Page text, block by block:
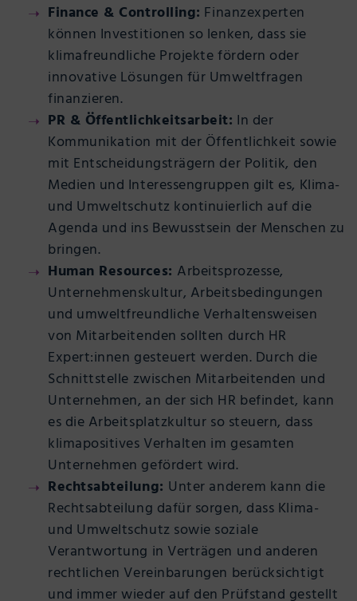
Finance & Controlling: Finanzexperten
können Investitionen so lenken, dass sie
klimafreundliche Projekte fördern oder
innovative Lösungen für Umweltfragen
finanzieren.
PR & Öffentlichkeitsarbeit: In der
Kommunikation mit der Öffentlichkeit sowie
mit Entscheidungsträgern der Politik, den
Medien und Interessengruppen gilt es, Klima-
und Umweltschutz kontinuierlich auf die
Agenda und ins Bewusstsein der Menschen zu
bringen.
Human Resources: Arbeitsprozesse,
Unternehmenskultur, Arbeitsbedingungen
und umweltfreundliche Verhaltensweisen
von Mitarbeitenden sollten durch HR
Expert:innen gesteuert werden. Durch die
Schnittstelle zwischen Mitarbeitenden und
Unternehmen, an der sich HR befindet, kann
es die Arbeitsplatzkultur so steuern, dass
klimapositives Verhalten im gesamten
Unternehmen gefördert wird.
Rechtsabteilung: Unter anderem kann die
Rechtsabteilung dafür sorgen, dass Klima-
und Umweltschutz sowie soziale
Verantwortung in Verträgen und anderen
rechtlichen Vereinbarungen berücksichtigt
und immer wieder auf den Prüfstand gestellt